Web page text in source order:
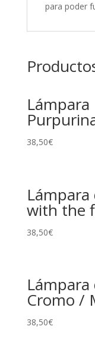
para poder
38,50€
Lámpara
with the
38,50€
Lámpara
Cromo /
38,50€